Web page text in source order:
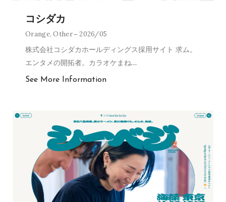
コシダカ
Orange,Other 2026/05
株式会社コシダカホールディングス採用サイト 求ム。
エンタメの開拓者。カラオケまね…
See More Information